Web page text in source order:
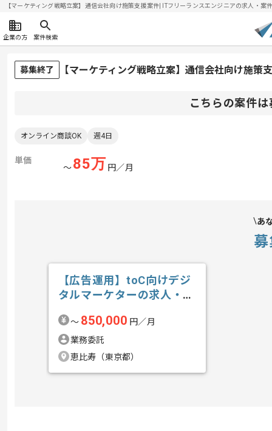
【マーケティング戦略立案】通信会社向け施策支援案件| ITフリーランスエンジニアの求人・
企業の方 案件検索
募集終了 【マーケティング戦略立案】通信会社向け施策
こちらの案件
オンライン商談OK 週4日
単価
〜85万 円／月
あ
【広告運用】toC向けデジ
タルマーケターの求人・案
〜 850,000 円／月
業務委託
恵比寿（東京都）